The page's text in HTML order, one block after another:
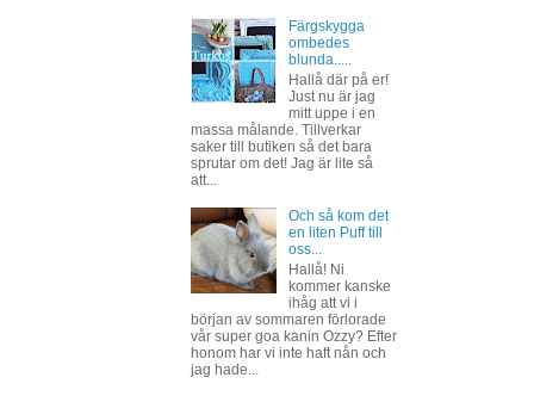
Färgskygga
ombedes
blunda.....
Hallå där på er!
Just nu är jag
mitt uppe i en
massa målande. Tillverkar
saker till butiken så det bara
sprutar om det! Jag är lite så
att...
Och så kom det
en liten Puff till
oss...
Hallå! Ni
kommer kanske
ihåg att vi i
början av sommaren förlorade
vår super goa kanin Ozzy? Efter
honom har vi inte haft nån och
jag hade...